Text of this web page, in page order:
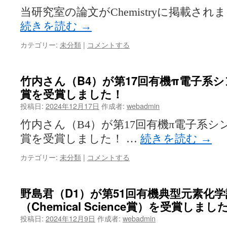
当研究室の論文がChemistryに掲載され
続きを読む →
カテゴリー: 未分類 | コメントする
竹内さん（B4）が第17回有機π電子系
賞を受賞しました！
投稿日: 2024年12月17日 作成者: webadmin
竹内さん（B4）が第17回有機π電子系
賞を受賞しました！ … 続きを読む →
カテゴリー: 未分類 | コメントする
野島君（D1）が第51回有機典型元素化
（Chemical Science賞）を受賞しまし
投稿日: 2024年12月9日 作成者: webadmin